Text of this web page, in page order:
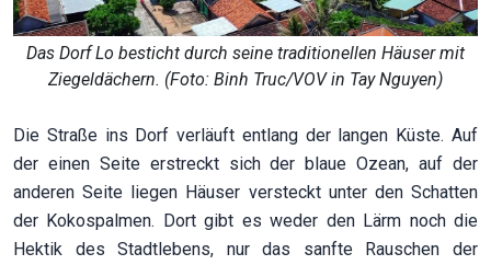
Das Dorf Lo besticht durch seine traditionellen Häuser mit
Ziegeldächern. (Foto: Binh Truc/VOV in Tay Nguyen)
Die Straße ins Dorf verläuft entlang der langen Küste. Auf
der einen Seite erstreckt sich der blaue Ozean, auf der
anderen Seite liegen Häuser versteckt unter den Schatten
der Kokospalmen. Dort gibt es weder den Lärm noch die
Hektik des Stadtlebens, nur das sanfte Rauschen der